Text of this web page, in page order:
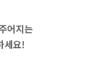
어지는
세요!